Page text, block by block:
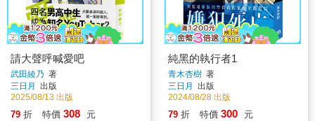
請大聲呼喊愛吧
武田綾乃 著
三日月 出版
2025/08/13 出版
79 折 特價 308 元
純黑的執行者1
青木杏樹 著
三日月 出版
2024/08/28 出版
79 折 特價 300 元